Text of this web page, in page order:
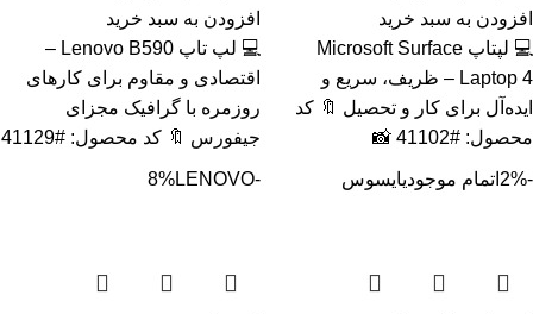
افزودن به سبد خرید
💻 لپتاپ Microsoft Surface
Laptop 4 – ظریف، سریع و
ایده‌آل برای کار و تحصیل 🔖 کد
محصول: #41102 📸
افزودن به سبد خرید
💻 لپ تاپ Lenovo B590 –
اقتصادی و مقاوم برای کارهای
روزمره با گرافیک مجزای
جیفورس 🔖 کد محصول: #41129
-2% اتمام موجودیایسوس -8%
LENOVO